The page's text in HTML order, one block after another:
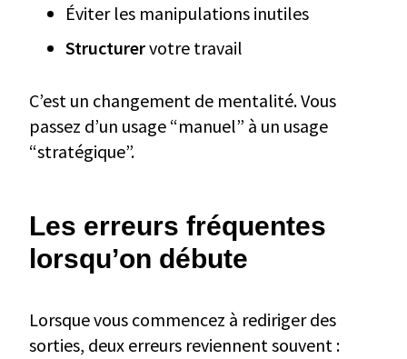
Éviter les manipulations inutiles
Structurervotre travail
C’est un changement de mentalité. Vous
passez d’un usage “manuel” à un usage
“stratégique”.
Les erreurs fréquentes
lorsqu’on débute
Lorsque vous commencez à rediriger des
sorties, deux erreurs reviennent souvent :